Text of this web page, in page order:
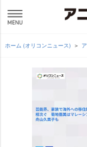
ホーム (オリコンニュース)